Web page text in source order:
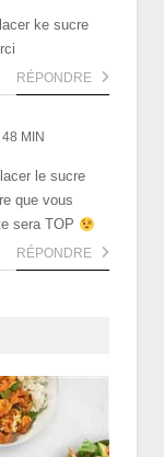
ke sucre
RÉPONDRE
MIN
le sucre
que vous
sera TOP
RÉPONDRE